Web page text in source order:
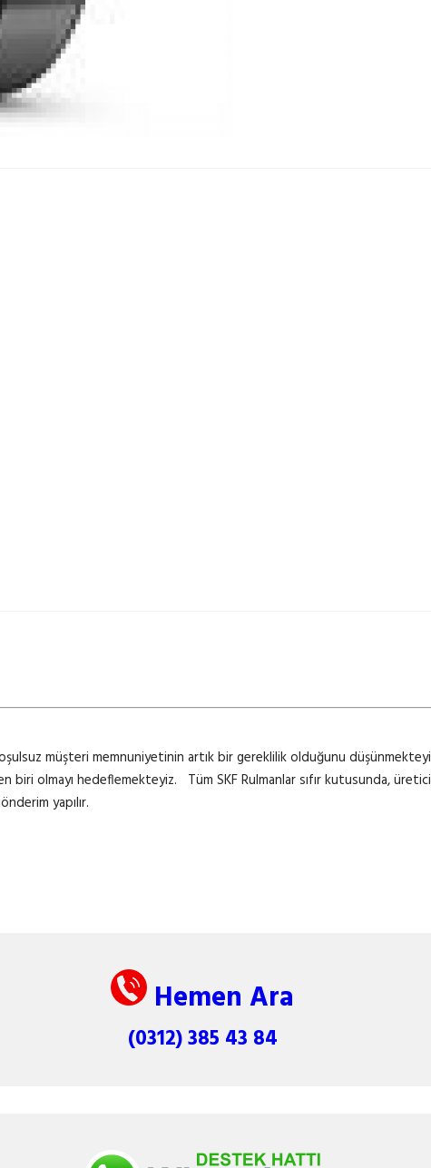
müşteri memnuniyetinin artık bir gereklilik olduğunu
biri olmayı hedeflemekteyiz. Tüm SKF Rulmanlar sıfır kutusunda,
yapılır.
Hemen Ara
(0312) 385 43 84